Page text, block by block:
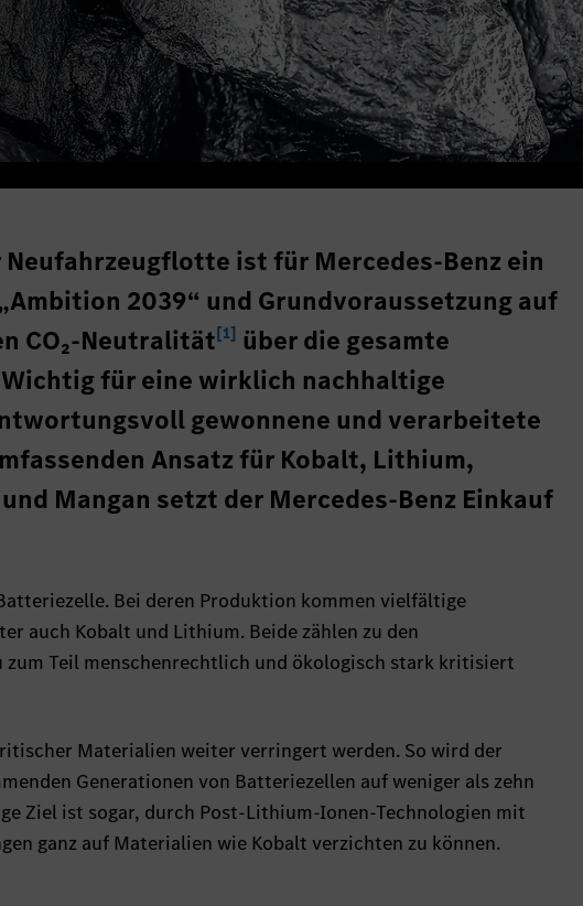
ist für Mercedes-Benz ein
2039“ und Grundvoraussetzung auf
CO₂-Neutralität[1] über die gesamte
für eine wirklich nachhaltige
gewonnene und verarbeitete
Ansatz für Kobalt, Lithium,
Mangan setzt der Mercedes-Benz Einkauf
Bei deren Produktion kommen vielfältige
auch Kobalt und Lithium. Beide zählen zu den
Teil menschenrechtlich und ökologisch stark kritisiert
Materialien weiter verringert werden. So wird der
Generationen von Batteriezellen auf weniger als zehn
Ziel ist sogar, durch Post-Lithium-Ionen-Technologien mit
ganz auf Materialien wie Kobalt verzichten zu können.